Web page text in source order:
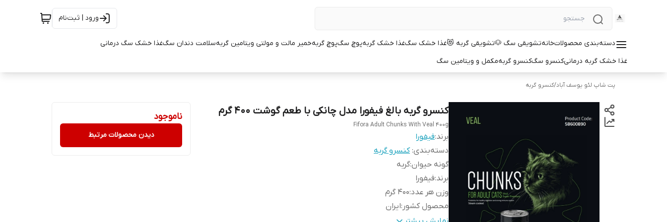
ورود | ثبت‌نام
دسته‌بندی محصولاتخانهتشویقی سگ 🐶تشویقی گربه 😻غذا خشک سگغذا خشک گربهپوچ سگپوچ گربهخمیر مالت و مولتی ویتامین گربهسلامت دندان سگغذا خشک سگ درمانی
غذا خشک گربه درمانیکنسرو سگکنسرو گربهمکمل و ویتامین سگ
پت شاپ لئو یوسف آباد/کنسرو گربه
کنسرو گربه بالغ فیفورا مدل چانکی با طعم گوشت ۴۰۰ گرم
Fifora Adult Chunks With Veal 400g
برند:فیفورا
دسته‌بندی:کنسرو گربه
گونه حیوان:گربه
برند:فیفورا
وزن هر عدد:400 گرم
محصول کشور :ایران
طعم غذا:گوشت در سس
ناموجود
دیدن محصولات مرتبط